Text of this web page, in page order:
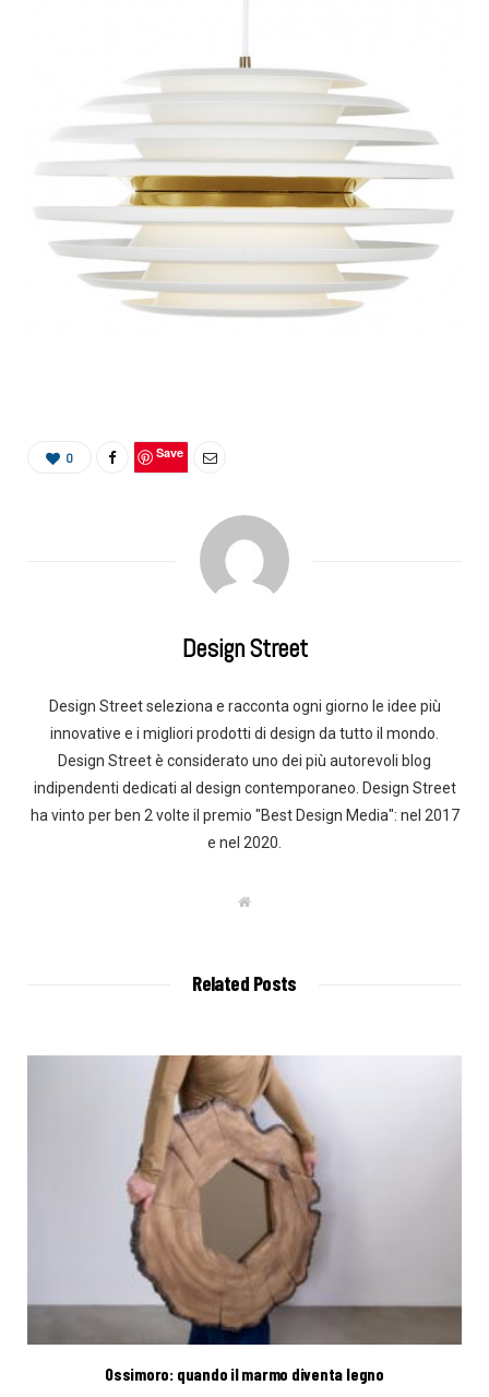
0 Save
Design Street
Design Street seleziona e racconta ogni giorno le idee più
innovative e i migliori prodotti di design da tutto il mondo.
Design Street è considerato uno dei più autorevoli blog
indipendenti dedicati al design contemporaneo. Design Street
ha vinto per ben 2 volte il premio "Best Design Media": nel 2017
e nel 2020.
W
Related Posts
Ossimoro: quando il marmo diventa legno